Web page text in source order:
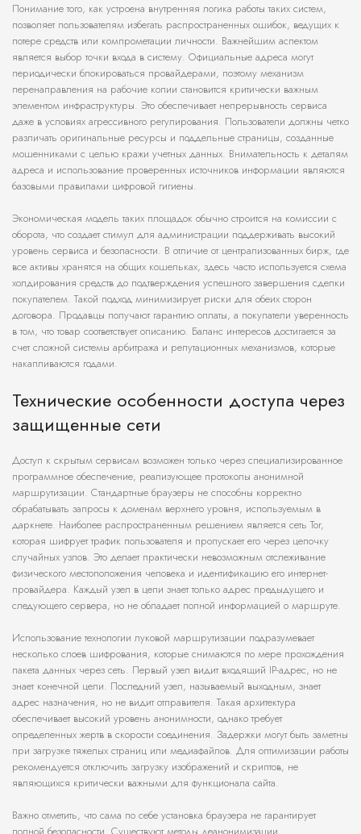
Понимание того, как устроена внутренняя логика работы таких систем,
позволяет пользователям избегать распространенных ошибок, ведущих к
потере средств или компрометации личности. Важнейшим аспектом
является выбор точки входа в систему. Официальные адреса могут
периодически блокироваться провайдерами, поэтому механизм
перенаправления на рабочие копии становится критически важным
элементом инфраструктуры. Это обеспечивает непрерывность сервиса
даже в условиях агрессивного регулирования. Пользователи должны четко
различать оригинальные ресурсы и поддельные страницы, созданные
мошенниками с целью кражи учетных данных. Внимательность к деталям
адреса и использование проверенных источников информации являются
базовыми правилами цифровой гигиены.
Экономическая модель таких площадок обычно строится на комиссии с
оборота, что создает стимул для администрации поддерживать высокий
уровень сервиса и безопасности. В отличие от централизованных бирж, где
все активы хранятся на общих кошельках, здесь часто используется схема
холдирования средств до подтверждения успешного завершения сделки
покупателем. Такой подход минимизирует риски для обеих сторон
договора. Продавцы получают гарантию оплаты, а покупатели уверенность
в том, что товар соответствует описанию. Баланс интересов достигается за
счет сложной системы арбитража и репутационных механизмов, которые
накапливаются годами.
Технические особенности доступа через
защищенные сети
Доступ к скрытым сервисам возможен только через специализированное
программное обеспечение, реализующее протоколы анонимной
маршрутизации. Стандартные браузеры не способны корректно
обрабатывать запросы к доменам верхнего уровня, используемым в
даркнете. Наиболее распространенным решением является сеть Tor,
которая шифрует трафик пользователя и пропускает его через цепочку
случайных узлов. Это делает практически невозможным отслеживание
физического местоположения человека и идентификацию его интернет-
провайдера. Каждый узел в цепи знает только адрес предыдущего и
следующего сервера, но не обладает полной информацией о маршруте.
Использование технологии луковой маршрутизации подразумевает
несколько слоев шифрования, которые снимаются по мере прохождения
пакета данных через сеть. Первый узел видит входящий IP-адрес, но не
знает конечной цели. Последний узел, называемый выходным, знает
адрес назначения, но не видит отправителя. Такая архитектура
обеспечивает высокий уровень анонимности, однако требует
определенных жертв в скорости соединения. Задержки могут быть заметны
при загрузке тяжелых страниц или медиафайлов. Для оптимизации работы
рекомендуется отключить загрузку изображений и скриптов, не
являющихся критически важными для функционала сайта.
Важно отметить, что сама по себе установка браузера не гарантирует